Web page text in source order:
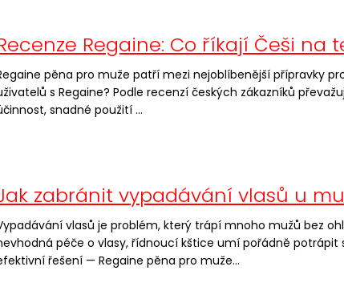
Regaine: Co říkají Češi
pěna pro muže patří mezi nejoblíbenější přípravky
s Regaine? Podle recenzí českých zákazníků
snadné použití ...
zabránit vypadávání vlasů u
vlasů je problém, který trápí mnoho mužů bez
péče o vlasy, řídnoucí kštice umí pořádně potrápit
řešení — Regaine pěna pro muže...